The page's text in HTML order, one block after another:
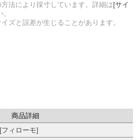
法により採寸しています。詳細は[サイ
ズと誤差が生じることがあります。
商品詳細
ィローモ]